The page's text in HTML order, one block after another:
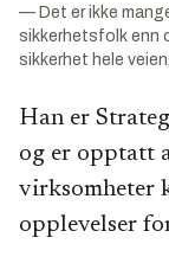
— Det er ikke
sikkerhetsfolk enn
sikkerhet hele
Han er
og er opptatt
virksomheter
opplevelser